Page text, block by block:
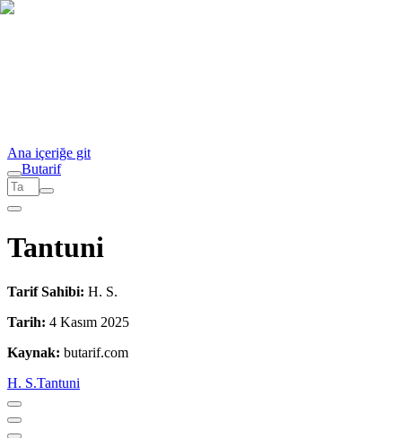
Ana içeriğe git
Butarif
Tantuni
Tarif Sahibi: H. S.
Tarih: 4 Kasım 2025
Kaynak: butarif.com
H. S.Tantuni